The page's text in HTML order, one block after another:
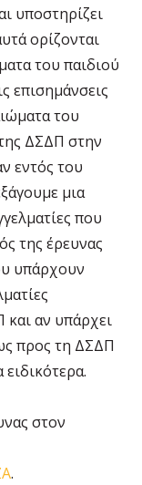
υποστηρίζει
ορίζονται
του παιδιού
επισημάνσεις
του
ΔΣΔΠ στην
εντός του
μια
που
της έρευνας
υπάρχουν
και αν υπάρχει
προς τη ΔΣΔΠ
στον
.